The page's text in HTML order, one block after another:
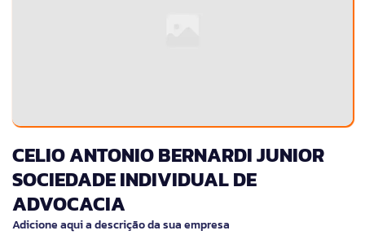
CELIO ANTONIO BERNARDI JUNIOR
SOCIEDADE INDIVIDUAL DE
ADVOCACIA
Adicione aqui a descrição da sua empresa